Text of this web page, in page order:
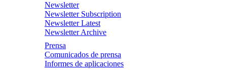
Newsletter
Newsletter Subscription
Newsletter Latest
Newsletter Archive
Prensa
Comunicados de prensa
Informes de aplicaciones